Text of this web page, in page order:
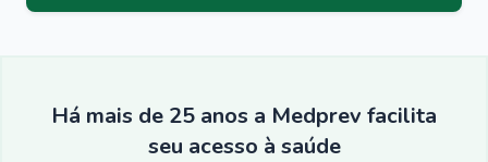
Há mais de 25 anos a Medprev facilita
seu acesso à saúde